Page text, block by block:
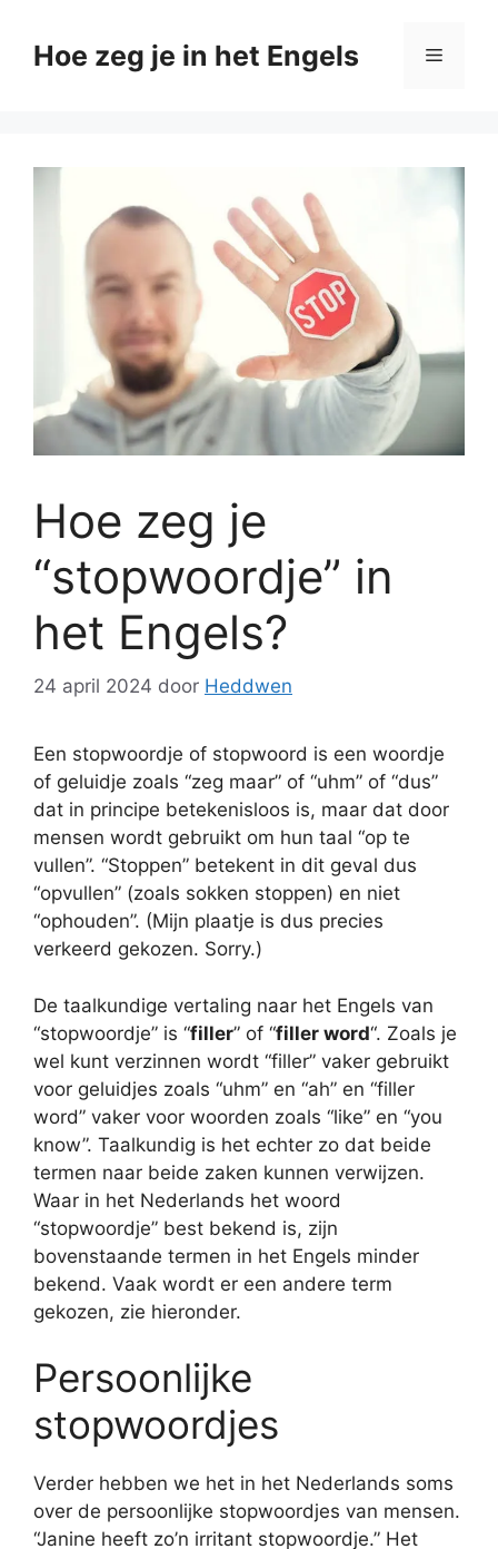
naarHoe zeg je in het Engels Menu
Hoe zeg je
“stopwoordje” in
het Engels?
24 april 2024 door Heddwen
Een stopwoordje of stopwoord is een woordje
of geluidje zoals “zeg maar” of “uhm” of “dus”
dat in principe betekenisloos is, maar dat door
mensen wordt gebruikt om hun taal “op te
vullen”. “Stoppen” betekent in dit geval dus
“opvullen” (zoals sokken stoppen) en niet
“ophouden”. (Mijn plaatje is dus precies
verkeerd gekozen. Sorry.)
De taalkundige vertaling naar het Engels van
“stopwoordje” is “filler” of “filler word“. Zoals je
wel kunt verzinnen wordt “filler” vaker gebruikt
voor geluidjes zoals “uhm” en “ah” en “filler
word” vaker voor woorden zoals “like” en “you
know”. Taalkundig is het echter zo dat beide
termen naar beide zaken kunnen verwijzen.
Waar in het Nederlands het woord
“stopwoordje” best bekend is, zijn
bovenstaande termen in het Engels minder
bekend. Vaak wordt er een andere term
gekozen, zie hieronder.
Persoonlijke
stopwoordjes
Verder hebben we het in het Nederlands soms
over de persoonlijke stopwoordjes van mensen.
“Janine heeft zo’n irritant stopwoordje.” Het